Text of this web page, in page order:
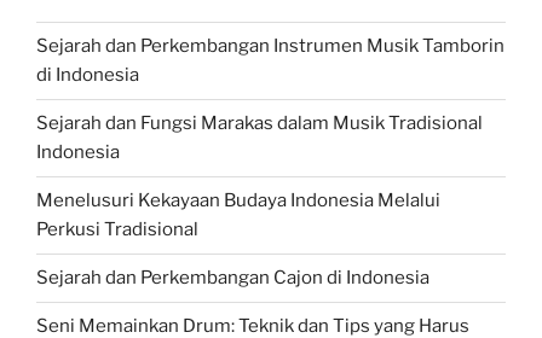
Sejarah dan Perkembangan Instrumen Musik Tamborin
di Indonesia
Sejarah dan Fungsi Marakas dalam Musik Tradisional
Indonesia
Menelusuri Kekayaan Budaya Indonesia Melalui
Perkusi Tradisional
Sejarah dan Perkembangan Cajon di Indonesia
Seni Memainkan Drum: Teknik dan Tips yang Harus